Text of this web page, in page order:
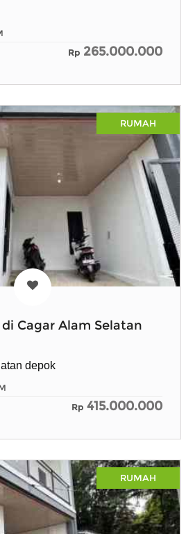
Rp 265.000.000
RUMAH
Cagar Alam Selatan
depok
Rp 415.000.000
RUMAH